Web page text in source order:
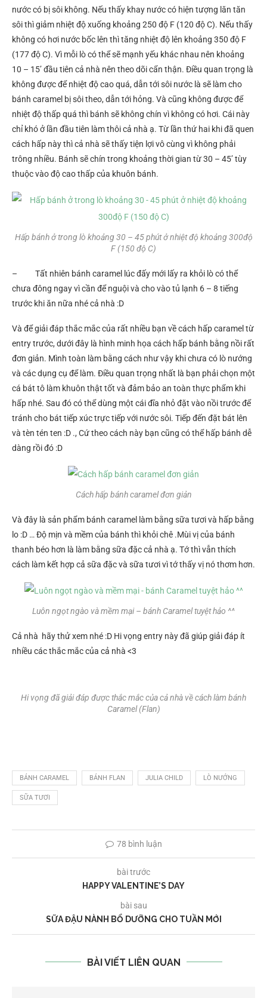
nước có bị sôi không. Nếu thấy khay nước có hiện tượng lăn tăn
sôi thì giảm nhiệt độ xuống khoảng 250 độ F (120 độ C). Nếu thấy
không có hơi nước bốc lên thì tăng nhiệt độ lên khoảng 350 độ F
(177 độ C). Vì mỗi lò có thể sẽ mạnh yếu khác nhau nên khoảng
10 – 15’ đầu tiên cả nhà nên theo dõi cẩn thận. Điều quan trọng là
không được để nhiệt độ cao quá, dẫn tới sôi nước là sẽ làm cho
bánh caramel bị sôi theo, dẫn tới hỏng. Và cũng không được để
nhiệt độ thấp quá thì bánh sẽ không chín vì không có hơi. Cái này
chỉ khó ở lần đầu tiên làm thôi cả nhà ạ. Từ lần thứ hai khi đã quen
cách hấp này thì cả nhà sẽ thấy tiện lợi vô cùng vì không phải
trông nhiều. Bánh sẽ chín trong khoảng thời gian từ 30 – 45’ tùy
thuộc vào độ cao thấp của khuôn bánh.
Hấp bánh ở trong lò khoảng 30 – 45 phút ở nhiệt độ khoảng 300độ
F (150 độ C)
– Tất nhiên bánh caramel lúc đấy mới lấy ra khỏi lò có thể
chưa đông ngay vì cần để nguội và cho vào tủ lạnh 6 – 8 tiếng
trước khi ăn nữa nhé cả nhà :D
Và để giải đáp thắc mắc của rất nhiều bạn về cách hấp caramel từ
entry trước, dưới đây là hình minh họa cách hấp bánh bằng nồi rất
đơn giản. Mình toàn làm bằng cách như vậy khi chưa có lò nướng
và các dụng cụ để làm. Điều quan trọng nhất là bạn phải chọn một
cá bát tô làm khuôn thật tốt và đảm bảo an toàn thực phẩm khi
hấp nhé. Sau đó có thể dùng một cái đĩa nhỏ đặt vào nồi trước để
tránh cho bát tiếp xúc trực tiếp với nước sôi. Tiếp đến đặt bát lên
và tèn tén ten :D ., Cứ theo cách này bạn cũng có thể hấp bánh dễ
dàng rồi đó :D
Cách hấp bánh caramel đơn giản
Và đây là sản phẩm bánh caramel làm bằng sữa tươi và hấp bằng
lo :D … Độ mịn và mềm của bánh thì khỏi chê .Mùi vị của bánh
thanh béo hơn là làm bằng sữa đặc cả nhà ạ. Tớ thì vẫn thích
cách làm kết hợp cả sữa đặc và sữa tươi vì tớ thấy vị nó thơm hơn.
Luôn ngọt ngào và mềm mại – bánh Caramel tuyệt hảo ^^
Cả nhà hãy thử xem nhé :D Hi vọng entry này đã giúp giải đáp ít
nhiều các thắc mắc của cả nhà <3
Hi vọng đã giải đáp được thắc mắc của cả nhà về cách làm bánh
Caramel (Flan)
BÁNH CARAMEL BÁNH FLAN JULIA CHILD LÒ NƯỚNG
SỮA TƯƠI
78 bình luận
bài trước
HAPPY VALENTINE’S DAY
bài sau
SỮA ĐẬU NÀNH BỔ DƯỠNG CHO TUẦN MỚI
BÀI VIẾT LIÊN QUAN